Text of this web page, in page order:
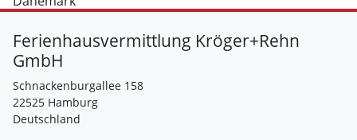
Ferienhausvermittlung Kröger+Rehn
GmbH
Schnackenburgallee 158
22525 Hamburg
Deutschland